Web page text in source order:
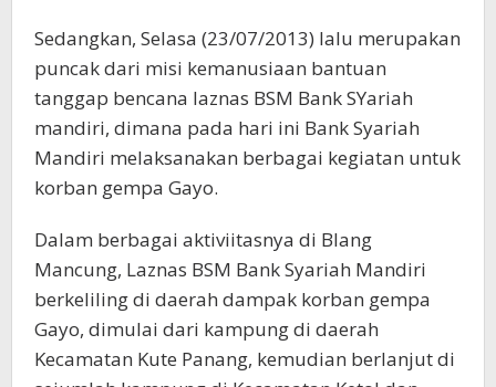
Sedangkan, Selasa (23/07/2013) lalu merupakan
puncak dari misi kemanusiaan bantuan
tanggap bencana laznas BSM Bank SYariah
mandiri, dimana pada hari ini Bank Syariah
Mandiri melaksanakan berbagai kegiatan untuk
korban gempa Gayo.
Dalam berbagai aktiviitasnya di Blang
Mancung, Laznas BSM Bank Syariah Mandiri
berkeliling di daerah dampak korban gempa
Gayo, dimulai dari kampung di daerah
Kecamatan Kute Panang, kemudian berlanjut di